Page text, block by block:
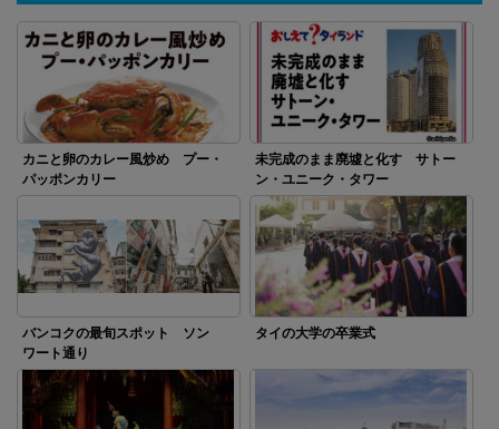
カニと卵のカレー風炒め プー・
パッポンカリー
未完成のまま廃墟と化す サトー
ン・ユニーク・タワー
バンコクの最旬スポット ソン
ワート通り
タイの大学の卒業式